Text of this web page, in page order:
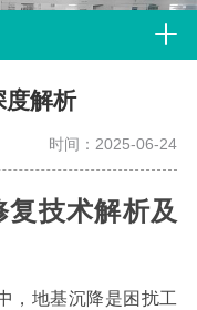
度解析
时间：2025-06-24
复技术解析及
，地基沉降是困扰工